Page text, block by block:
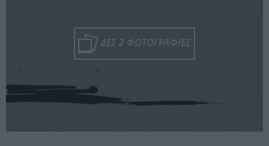
ΔΕΣ 2 ΦΩΤΟΓΡΑΦΙΕΣ